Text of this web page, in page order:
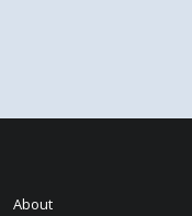
About